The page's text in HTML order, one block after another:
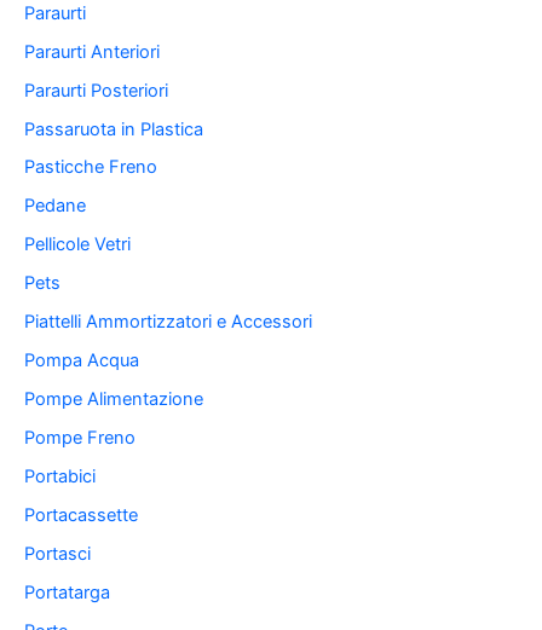
Paraurti
Paraurti Anteriori
Paraurti Posteriori
Passaruota in Plastica
Pasticche Freno
Pedane
Pellicole Vetri
Pets
Piattelli Ammortizzatori e Accessori
Pompa Acqua
Pompe Alimentazione
Pompe Freno
Portabici
Portacassette
Portasci
Portatarga